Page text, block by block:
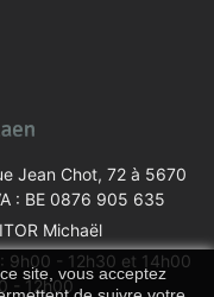
site, vous acceptez
Jean Chot, 72 à 5670
: BE 0876 905 635
Michaël
9h00 - 12h30 et 14h00
- 12h00